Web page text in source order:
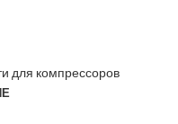
для компрессоров